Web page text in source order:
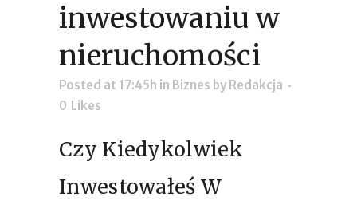
inwestowaniu w
nieruchomości
Posted at 17:45h in Biznes by Redakcja
0 Likes
Czy Kiedykolwiek
Inwestowałeś W